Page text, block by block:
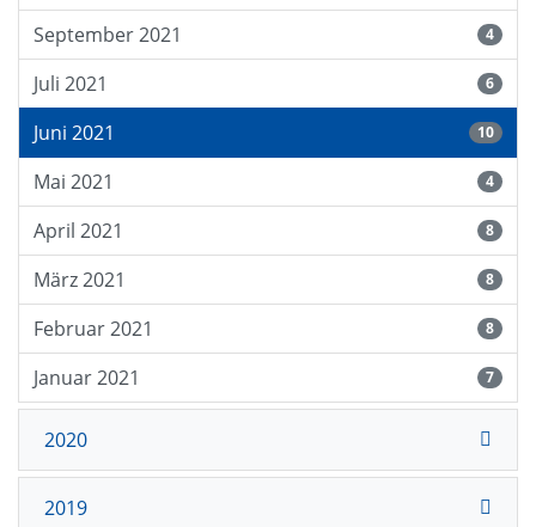
September 2021 4
Juli 2021 6
Juni 2021 10
Mai 2021 4
April 2021 8
März 2021 8
Februar 2021 8
Januar 2021 7
2020
2019